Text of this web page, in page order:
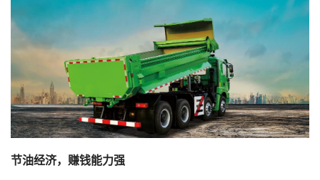
节油经济，赚钱能力强